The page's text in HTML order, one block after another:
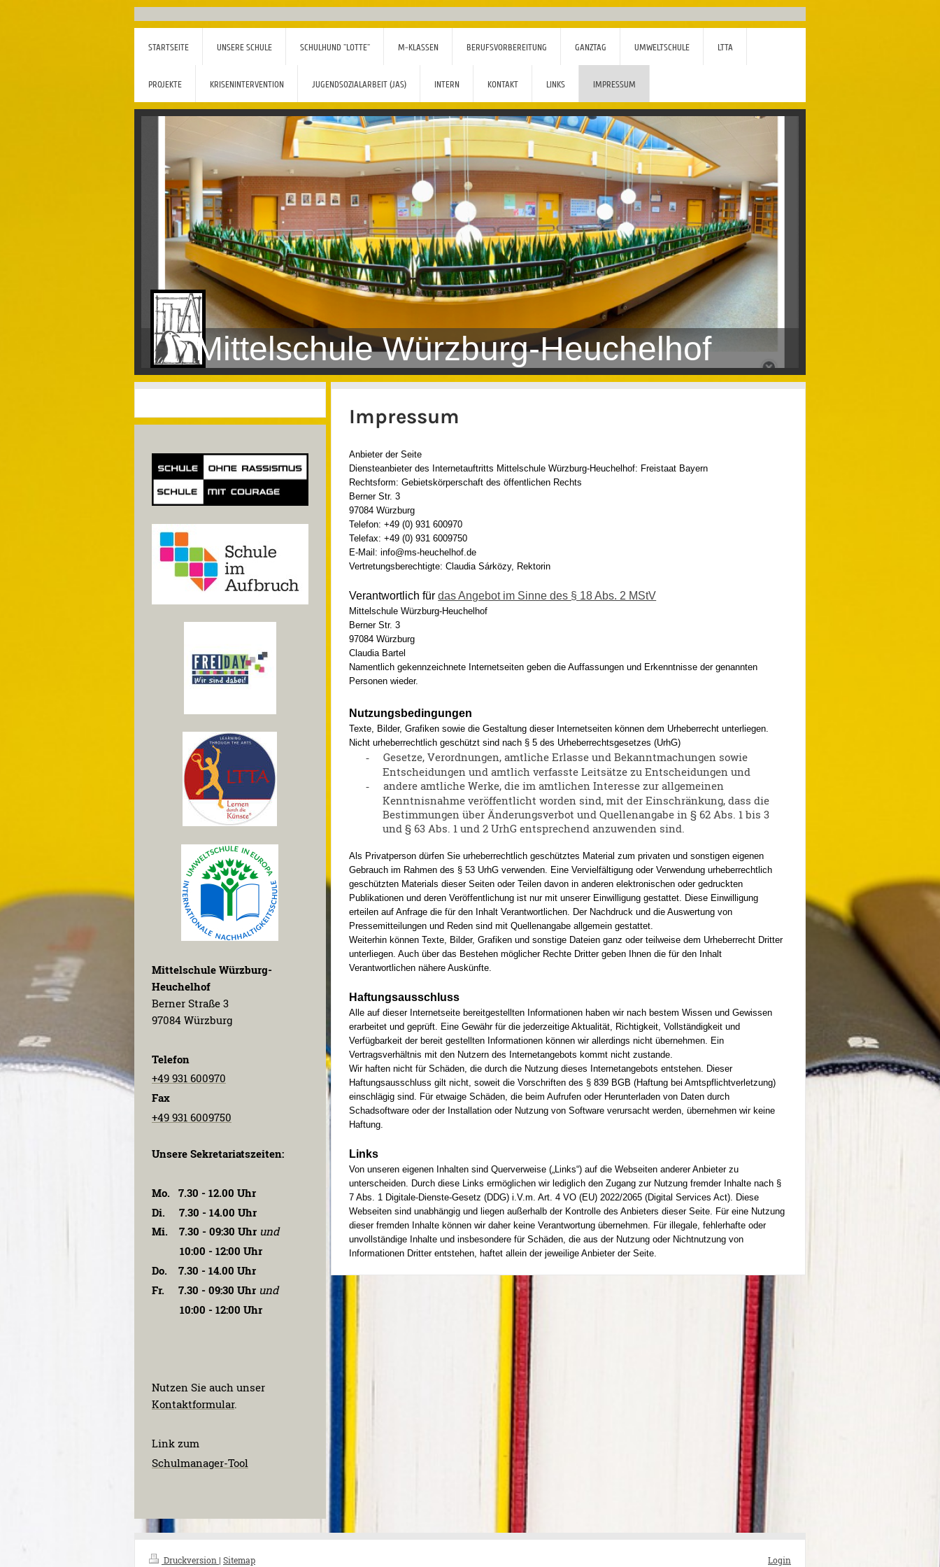
STARTSEITE UNSERE SCHULE SCHULHUND "LOTTE" M-KLASSEN BERUFSVORBEREITUNG GANZTAG UMWELTSCHULE LTTA
PROJEKTE KRISENINTERVENTION JUGENDSOZIALARBEIT (JAS) INTERN KONTAKT LINKS IMPRESSUM
Mittelschule Würzburg-Heuchelhof
Impressum
Anbieter der Seite
Diensteanbieter des Internetauftritts Mittelschule Würzburg-Heuchelhof: Freistaat Bayern
Rechtsform: Gebietskörperschaft des öffentlichen Rechts
Berner Str. 3
97084 Würzburg
Telefon: +49 (0) 931 600970
Telefax: +49 (0) 931 6009750
E-Mail: info@ms-heuchelhof.de
Vertretungsberechtigte: Claudia Sárközy, Rektorin
Verantwortlich fürdas Angebot im Sinne des § 18 Abs. 2 MStV
Mittelschule Würzburg-Heuchelhof
Berner Str. 3
97084 Würzburg
Claudia Bartel
Namentlich gekennzeichnete Internetseiten geben die Auffassungen und Erkenntnisse der genannten
Personen wieder.
Nutzungsbedingungen
Texte, Bilder, Grafiken sowie die Gestaltung dieser Internetseiten können dem Urheberrecht unterliegen.
Nicht urheberrechtlich geschützt sind nach § 5 des Urheberrechtsgesetzes (UrhG)
-Gesetze, Verordnungen, amtliche Erlasse und Bekanntmachungen sowie
Entscheidungen und amtlich verfasste Leitsätze zu Entscheidungen und
-andere amtliche Werke, die im amtlichen Interesse zur allgemeinen
Kenntnisnahme veröffentlicht worden sind, mit der Einschränkung, dass die
Bestimmungen über Änderungsverbot und Quellenangabe in § 62 Abs. 1 bis 3
und § 63 Abs. 1 und 2 UrhG entsprechend anzuwenden sind.
Als Privatperson dürfen Sie urheberrechtlich geschütztes Material zum privaten und sonstigen eigenen
Gebrauch im Rahmen des § 53 UrhG verwenden. Eine Vervielfältigung oder Verwendung urheberrechtlich
geschützten Materials dieser Seiten oder Teilen davon in anderen elektronischen oder gedruckten
Publikationen und deren Veröffentlichung ist nur mit unserer Einwilligung gestattet. Diese Einwilligung
erteilen auf Anfrage die für den Inhalt Verantwortlichen. Der Nachdruck und die Auswertung von
Pressemitteilungen und Reden sind mit Quellenangabe allgemein gestattet.
Weiterhin können Texte, Bilder, Grafiken und sonstige Dateien ganz oder teilweise dem Urheberrecht Dritter
unterliegen. Auch über das Bestehen möglicher Rechte Dritter geben Ihnen die für den Inhalt
Verantwortlichen nähere Auskünfte.
Haftungsausschluss
Alle auf dieser Internetseite bereitgestellten Informationen haben wir nach bestem Wissen und Gewissen
erarbeitet und geprüft. Eine Gewähr für die jederzeitige Aktualität, Richtigkeit, Vollständigkeit und
Verfügbarkeit der bereit gestellten Informationen können wir allerdings nicht übernehmen. Ein
Vertragsverhältnis mit den Nutzern des Internetangebots kommt nicht zustande.
Wir haften nicht für Schäden, die durch die Nutzung dieses Internetangebots entstehen. Dieser
Haftungsausschluss gilt nicht, soweit die Vorschriften des § 839 BGB (Haftung bei Amtspflichtverletzung)
einschlägig sind. Für etwaige Schäden, die beim Aufrufen oder Herunterladen von Daten durch
Schadsoftware oder der Installation oder Nutzung von Software verursacht werden, übernehmen wir keine
Haftung.
Links
Von unseren eigenen Inhalten sind Querverweise („Links“) auf die Webseiten anderer Anbieter zu
unterscheiden. Durch diese Links ermöglichen wir lediglich den Zugang zur Nutzung fremder Inhalte nach §
7 Abs. 1 Digitale-Dienste-Gesetz (DDG) i.V.m. Art. 4 VO (EU) 2022/2065 (Digital Services Act). Diese
Webseiten sind unabhängig und liegen außerhalb der Kontrolle des Anbieters dieser Seite. Für eine Nutzung
dieser fremden Inhalte können wir daher keine Verantwortung übernehmen. Für illegale, fehlerhafte oder
unvollständige Inhalte und insbesondere für Schäden, die aus der Nutzung oder Nichtnutzung von
Informationen Dritter entstehen, haftet allein der jeweilige Anbieter der Seite.
Mittelschule Würzburg-
Heuchelhof
Berner Straße 3
97084 Würzburg
Telefon
+49 931 600970
Fax
+49 931 6009750
Unsere Sekretariatszeiten:
Mo. 7.30 - 12.00 Uhr
Di. 7.30 - 14.00 Uhr
Mi. 7.30 - 09:30 Uhr und
10:00 - 12:00 Uhr
Do. 7.30 - 14.00 Uhr
Fr. 7.30 - 09:30 Uhr und
10:00 - 12:00 Uhr
Nutzen Sie auch unser
Kontaktformular.
Link zum
Schulmanager-Tool
Druckversion | Sitemap Login